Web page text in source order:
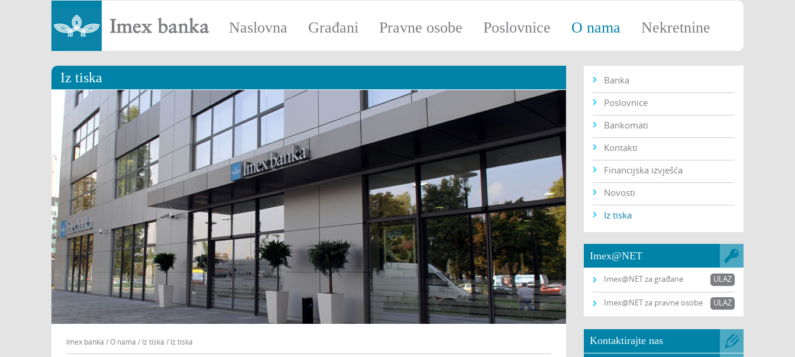
Naslovna Građani Pravne osobe Poslovnice O nama Nekretnine
Iz tiska
Imex banka /O nama / Iz tiska / Iz tiska
Banka
Poslovnice
Bankomati
Kontakti
Financijska izvješća
Novosti
Iz tiska
Imex@NET
Imex@NET za građane ULAZ
Imex@NET za pravne osobe ULAZ
Kontaktirajte nas